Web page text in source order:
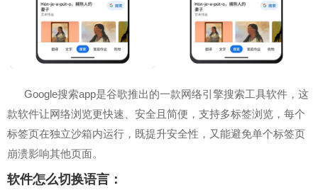
Google搜索app是谷歌推出的一款网络引擎搜索工具软件，这
款软件让网络浏览更快速、安全且简便，支持多标签浏览，每个
标签页在独立沙箱内运行，既提升安全性，又能避免单个标签页
崩溃影响其他页面。
软件怎么切换语言：